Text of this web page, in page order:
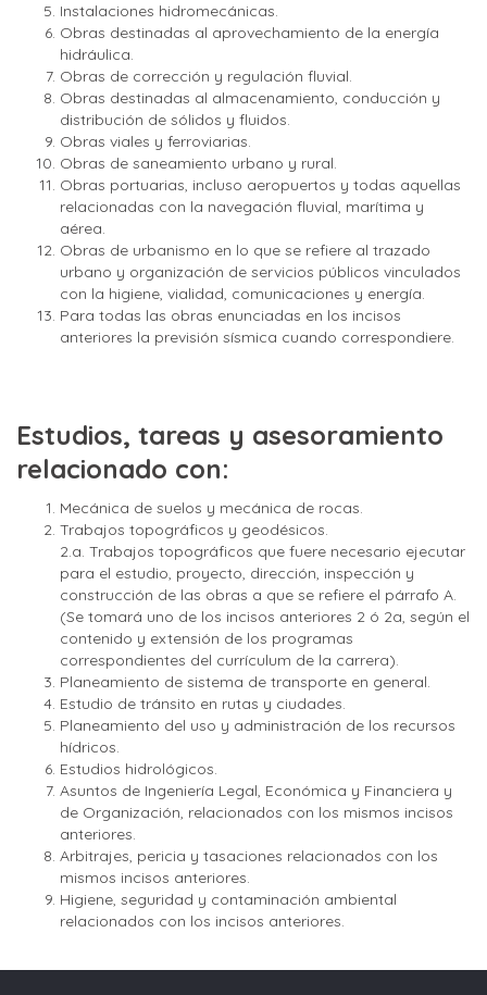
Instalaciones hidromecánicas.
Obras destinadas al aprovechamiento de la energía
hidráulica.
Obras de corrección y regulación fluvial.
Obras destinadas al almacenamiento, conducción y
distribución de sólidos y fluidos.
Obras viales y ferroviarias.
Obras de saneamiento urbano y rural.
Obras portuarias, incluso aeropuertos y todas aquellas
relacionadas con la navegación fluvial, marítima y
aérea.
Obras de urbanismo en lo que se refiere al trazado
urbano y organización de servicios públicos vinculados
con la higiene, vialidad, comunicaciones y energía.
Para todas las obras enunciadas en los incisos
anteriores la previsión sísmica cuando correspondiere.
Estudios, tareas y asesoramiento
relacionado con:
Mecánica de suelos y mecánica de rocas.
Trabajos topográficos y geodésicos.
2.a. Trabajos topográficos que fuere necesario ejecutar
para el estudio, proyecto, dirección, inspección y
construcción de las obras a que se refiere el párrafo A.
(Se tomará uno de los incisos anteriores 2 ó 2a, según el
contenido y extensión de los programas
correspondientes del currículum de la carrera).
Planeamiento de sistema de transporte en general.
Estudio de tránsito en rutas y ciudades.
Planeamiento del uso y administración de los recursos
hídricos.
Estudios hidrológicos.
Asuntos de Ingeniería Legal, Económica y Financiera y
de Organización, relacionados con los mismos incisos
anteriores.
Arbitrajes, pericia y tasaciones relacionados con los
mismos incisos anteriores.
Higiene, seguridad y contaminación ambiental
relacionados con los incisos anteriores.